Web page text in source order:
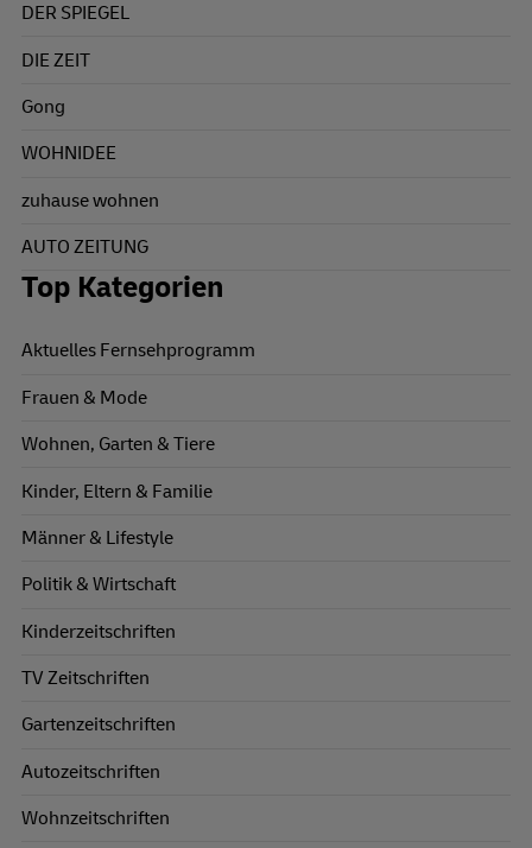
DER SPIEGEL
DIE ZEIT
Gong
WOHNIDEE
zuhause wohnen
AUTO ZEITUNG
Top Kategorien
Aktuelles Fernsehprogramm
Frauen & Mode
Wohnen, Garten & Tiere
Kinder, Eltern & Familie
Männer & Lifestyle
Politik & Wirtschaft
Kinderzeitschriften
TV Zeitschriften
Gartenzeitschriften
Autozeitschriften
Wohnzeitschriften